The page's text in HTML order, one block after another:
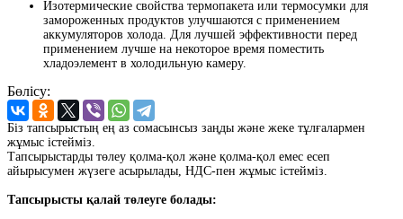
Изотермические свойства термопакета или термосумки для
замороженных продуктов улучшаются с применением
аккумуляторов холода. Для лучшей эффективности перед
применением лучше на некоторое время поместить
хладоэлемент в холодильную камеру.
Бөлісу:
Біз тапсырыстың ең аз сомасынсыз заңды және жеке тұлғалармен
жұмыс істейміз.
Тапсырыстарды төлеу қолма-қол және қолма-қол емес есеп
айырысумен жүзеге асырылады, НДС-пен жұмыс істейміз.
Тапсырысты қалай төлеуге болады: